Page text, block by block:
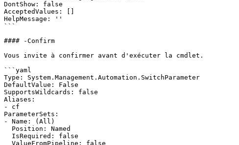
DontShow: false
AcceptedValues: []
HelpMessage: ''
```
#### -Confirm
Vous invite à confirmer avant d'exécuter la cmdlet.
```yaml
Type: System.Management.Automation.SwitchParameter
DefaultValue: False
SupportsWildcards: false
Aliases:
- cf
ParameterSets:
- Name: (All)